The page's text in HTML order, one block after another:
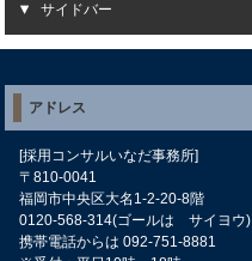
サイドバー
アドレス
[採用コンサルいなだ事務所]
〒810-0041
福岡市中央区大名1-2-20-8階
0120-568-314(ゴールは サイヨウ)
携帯電話からは 092-751-8881